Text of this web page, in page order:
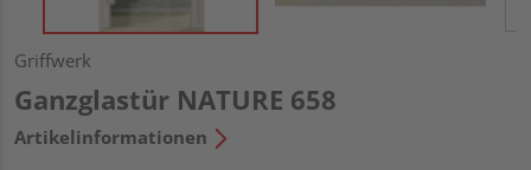
Griffwerk
Ganzglastür NATURE 658
Artikelinformationen